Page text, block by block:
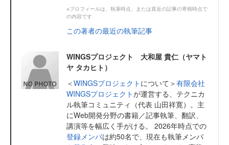
※プロフィールは、執筆時点、または直近の記事の寄稿時点で
の内容です
この著者の最近の執筆記事
WINGSプロジェクト 大和屋 貴仁（ヤマト
ヤ タカヒト）
＜WINGSプロジェクト について＞有限会社
WINGSプロジェクトが運営する、テクニカ
ル執筆コミュニティ（代表 山田祥寛）。主
にWeb開発分野の書籍／記事執筆、翻訳、
講演等を幅広く手がける。 2026年時点での
登録メンバは約50名で、現在も執筆メンバ